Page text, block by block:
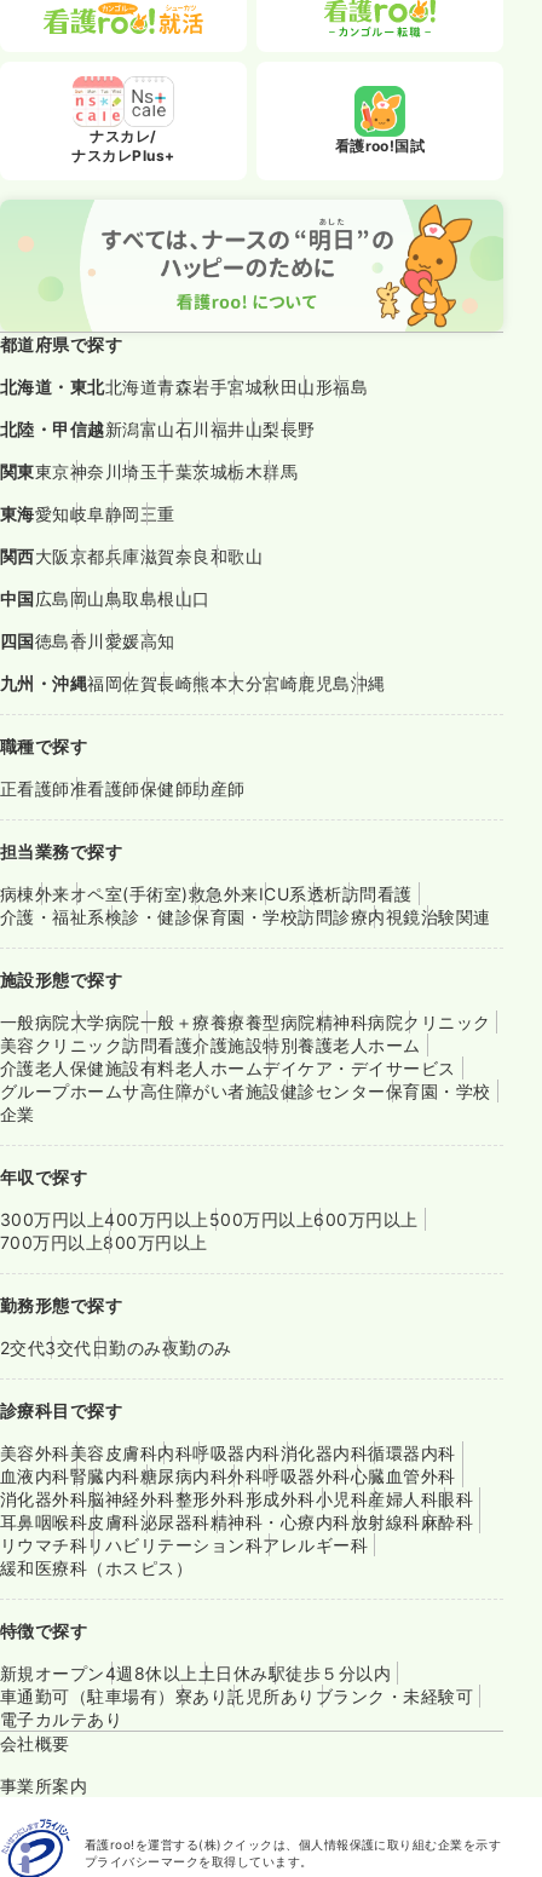
ナスカレ/
ナスカレPlus+
看護roo!国試
都道府県で探す
北海道・東北北海道青森岩手宮城秋田山形福島
北陸・甲信越新潟富山石川福井山梨長野
関東東京神奈川埼玉千葉茨城栃木群馬
東海愛知岐阜静岡三重
関西大阪京都兵庫滋賀奈良和歌山
中国広島岡山鳥取島根山口
四国徳島香川愛媛高知
九州・沖縄福岡佐賀長崎熊本大分宮崎鹿児島沖縄
職種で探す
正看護師准看護師保健師助産師
担当業務で探す
病棟外来オペ室(手術室)救急外来ICU系透析訪問看護
介護・福祉系検診・健診保育園・学校訪問診療内視鏡治験関連
施設形態で探す
一般病院大学病院一般＋療養療養型病院精神科病院クリニック
美容クリニック訪問看護介護施設特別養護老人ホーム
介護老人保健施設有料老人ホームデイケア・デイサービス
グループホームサ高住障がい者施設健診センター保育園・学校
企業
年収で探す
300万円以上400万円以上 500万円以上600万円以上
700万円以上800万円以上
勤務形態で探す
2交代3交代日勤のみ夜勤のみ
診療科目で探す
美容外科美容皮膚科内科呼吸器内科消化器内科循環器内科
血液内科腎臓内科糖尿病内科外科呼吸器外科心臓血管外科
消化器外科脳神経外科整形外科形成外科小児科産婦人科眼科
耳鼻咽喉科皮膚科泌尿器科精神科・心療内科放射線科麻酔科
リウマチ科リハビリテーション科アレルギー科
緩和医療科（ホスピス）
特徴で探す
新規オープン4週8休以上 土日休み駅徒歩５分以内
車通勤可（駐車場有） 寮あり託児所あり ブランク・未経験可
電子カルテあり
会社概要
事業所案内
看護roo!を運営する(株)クイックは、個人情報保護に取り組む企業を示す
プライバシーマークを取得しています。